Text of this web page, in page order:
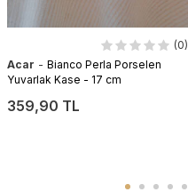
(0)
Acar - Bianco Perla Porselen
Yuvarlak Kase - 17 cm
359,90 TL